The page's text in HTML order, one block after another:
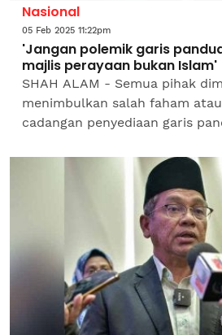
Nasional
05 Feb 2025 11:22pm
'Jangan polemik garis
majlis perayaan bukan Islam'
SHAH ALAM - Semua pihak
menimbulkan salah faham
cadangan penyediaan garis
atau upacara kematian orang...